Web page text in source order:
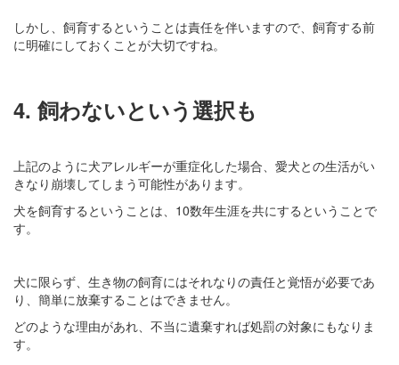
しかし、飼育するということは責任を伴いますので、飼育する前
に明確にしておくことが大切ですね。
4. 飼わないという選択も
上記のように犬アレルギーが重症化した場合、愛犬との生活がい
きなり崩壊してしまう可能性があります。
犬を飼育するということは、10数年生涯を共にするということで
す。
犬に限らず、生き物の飼育にはそれなりの責任と覚悟が必要であ
り、簡単に放棄することはできません。
どのような理由があれ、不当に遺棄すれば処罰の対象にもなりま
す。